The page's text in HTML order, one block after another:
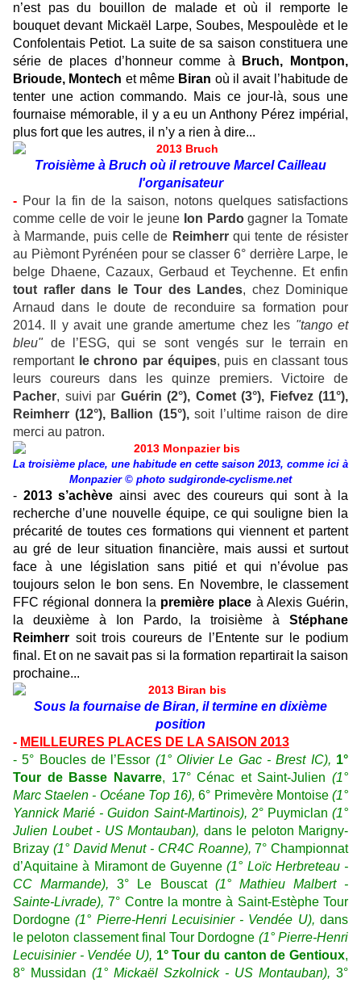
n’est pas du bouillon de malade et où il remporte le
bouquet devant Mickaël Larpe, Soubes, Mespoulède et le
Confolentais Petiot. La suite de sa saison constituera une
série de places d’honneur comme à
Bruch, Montpon,
Brioude, Montech et même Biran où il avait l’habitude de
tenter une action commando. Mais ce jour-là, sous une
fournaise mémorable, il y a eu un Anthony Pérez impérial,
plus fort que les autres, il n’y a rien à dire...
Troisième à Bruch où il retrouve Marcel Cailleau
l'organisateur
- Pour la fin de la saison, notons quelques satisfactions
comme celle de voir le jeune Ion Pardogagner la Tomate
à Marmande, puis celle de Reimherrqui tente de résister
au Pièmont Pyrénéen pour se classer 6° derrière Larpe, le
belge Dhaene, Cazaux, Gerbaud et Teychenne. Et enfin
tout rafler dans le Tour des Landes, chez Dominique
Arnaud dans le doute de reconduire sa formation pour
2014. Il y avait une grande amertume chez les "tango et
bleu"de l’ESG, qui se sont vengés sur le terrain en
remportant le chrono par équipes, puis en classant tous
leurs coureurs dans les quinze premiers. Victoire de
Pacher, suivi par Guérin (2°), Comet (3°), Fiefvez (11°),
Reimherr (12°), Ballion (15°),soit l’ultime raison de dire
merci au patron.
La troisième place, une habitude en cette saison 2013, comme ici à
Monpazier © photo sudgironde-cyclisme.net
- 2013 s’achève ainsi avec des coureurs qui sont à la
recherche d’une nouvelle équipe, ce qui souligne bien la
précarité de toutes ces formations qui viennent et partent
au gré de leur situation financière, mais aussi et surtout
face à une législation sans pitié et qui n’évolue pas
toujours selon le bon sens. En Novembre, le classement
FFC régional donnera la première place à Alexis Guérin,
la deuxième à Ion Pardo, la troisième à Stéphane
Reimherr soit trois coureurs de l’Entente sur le podium
final. Et on ne savait pas si la formation repartirait la saison
prochaine...
Sous la fournaise de Biran, il termine en dixième
position
- MEILLEURES PLACES DE LA SAISON 2013
- 5° Boucles de l’Essor (1° Olivier Le Gac - Brest IC), 1°
Tour de Basse Navarre, 17° Cénac et Saint-Julien (1°
Marc Staelen - Océane Top 16), 6° Primevère Montoise(1°
Yannick Marié - Guidon Saint-Martinois), 2° Puymiclan(1°
Julien Loubet - US Montauban), dans le peloton Marigny-
Brizay (1° David Menut - CR4C Roanne), 7° Championnat
d’Aquitaine à Miramont de Guyenne(1° Loïc Herbreteau -
CC Marmande),3° Le Bouscat (1° Mathieu Malbert -
Sainte-Livrade), 7° Contre la montre à Saint-Estèphe Tour
Dordogne(1° Pierre-Henri Lecuisinier - Vendée U), dans
le peloton classement final Tour Dordogne (1° Pierre-Henri
Lecuisinier - Vendée U), 1° Tour du canton de Gentioux,
8° Mussidan (1° Mickaël Szkolnick - US Montauban), 3°